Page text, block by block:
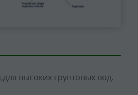
для высоких грунтовых вод